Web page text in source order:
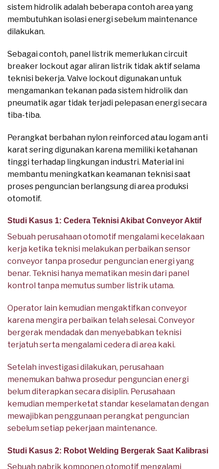
sistem hidrolik adalah beberapa contoh area yang
membutuhkan isolasi energi sebelum maintenance
dilakukan.
Sebagai contoh, panel listrik memerlukan circuit
breaker lockout agar aliran listrik tidak aktif selama
teknisi bekerja. Valve lockout digunakan untuk
mengamankan tekanan pada sistem hidrolik dan
pneumatik agar tidak terjadi pelepasan energi secara
tiba-tiba.
Perangkat berbahan nylon reinforced atau logam anti
karat sering digunakan karena memiliki ketahanan
tinggi terhadap lingkungan industri. Material ini
membantu meningkatkan keamanan teknisi saat
proses penguncian berlangsung di area produksi
otomotif.
Studi Kasus 1: Cedera Teknisi Akibat Conveyor Aktif
Sebuah perusahaan otomotif mengalami kecelakaan
kerja ketika teknisi melakukan perbaikan sensor
conveyor tanpa prosedur penguncian energi yang
benar. Teknisi hanya mematikan mesin dari panel
kontrol tanpa memutus sumber listrik utama.
Operator lain kemudian mengaktifkan conveyor
karena mengira perbaikan telah selesai. Conveyor
bergerak mendadak dan menyebabkan teknisi
terjatuh serta mengalami cedera di area kaki.
Setelah investigasi dilakukan, perusahaan
menemukan bahwa prosedur penguncian energi
belum diterapkan secara disiplin. Perusahaan
kemudian memperketat standar keselamatan dengan
mewajibkan penggunaan perangkat penguncian
sebelum setiap pekerjaan maintenance.
Studi Kasus 2: Robot Welding Bergerak Saat Kalibrasi
Sebuah pabrik komponen otomotif mengalami